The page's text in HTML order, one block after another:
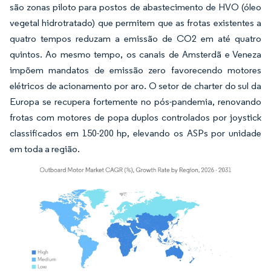
são zonas piloto para postos de abastecimento de HVO (óleo
vegetal hidrotratado) que permitem que as frotas existentes a
quatro tempos reduzam a emissão de CO2 em até quatro
quintos. Ao mesmo tempo, os canais de Amsterdã e Veneza
impõem mandatos de emissão zero favorecendo motores
elétricos de acionamento por aro. O setor de charter do sul da
Europa se recupera fortemente no pós-pandemia, renovando
frotas com motores de popa duplos controlados por joystick
classificados em 150-200 hp, elevando os ASPs por unidade
em toda a região.